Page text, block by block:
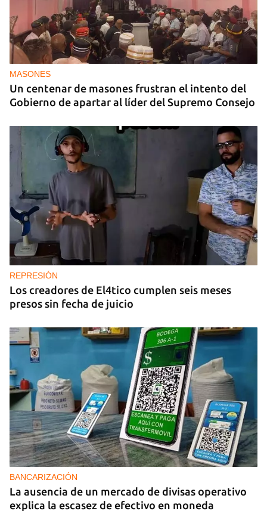
DEPORTES
El cubano Wilfredo León, campeón con Polonia
en la Liga de Naciones de Voleibol 2026
MASONES
Un centenar de masones frustran el intento del
Gobierno de apartar al líder del Supremo Consejo
REPRESIÓN
Los creadores de El4tico cumplen seis meses
presos sin fecha de juicio
BANCARIZACIÓN
La ausencia de un mercado de divisas operativo
explica la escasez de efectivo en moneda